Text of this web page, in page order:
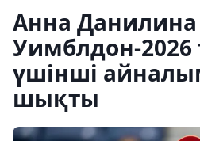
Анна Данилина
Уимблдон-2026
үшінші
шықты